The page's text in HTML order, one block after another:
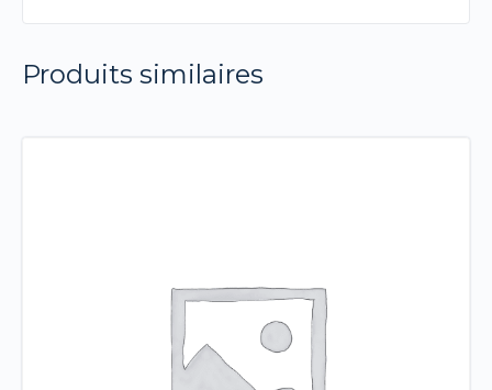
Produits similaires